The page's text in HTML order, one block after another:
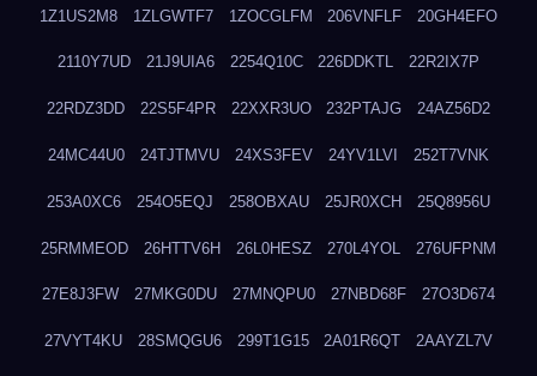
1Z1US2M8 1ZLGWTF7 1ZOCGLFM 206VNFLF 20GH4EFO
2110Y7UD 21J9UIA6 2254Q10C 226DDKTL 22R2IX7P
22RDZ3DD 22S5F4PR 22XXR3UO 232PTAJG 24AZ56D2
24MC44U0 24TJTMVU 24XS3FEV 24YV1LVI 252T7VNK
253A0XC6 254O5EQJ 258OBXAU 25JR0XCH 25Q8956U
25RMMEOD 26HTTV6H 26L0HESZ 270L4YOL 276UFPNM
27E8J3FW 27MKG0DU 27MNQPU0 27NBD68F 27O3D674
27VYT4KU 28SMQGU6 299T1G15 2A01R6QT 2AAYZL7V